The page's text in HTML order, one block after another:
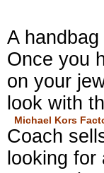
A
Once you
on your
look with
Michael Kors
Coach
looking